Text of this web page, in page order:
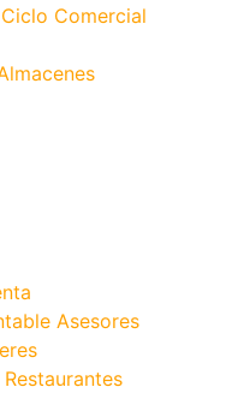
Comercial
Asesores